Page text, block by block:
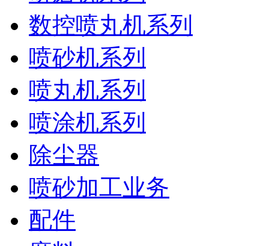
数控喷丸机系列
喷砂机系列
喷丸机系列
喷涂机系列
除尘器
喷砂加工业务
配件